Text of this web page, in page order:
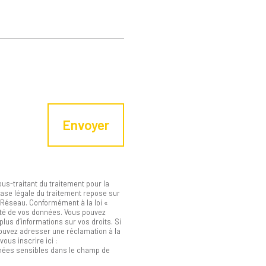
Envoyer
traitant du traitement pour la
légale du traitement repose sur
Conformément à la loi «
de vos données. Vous pouvez
d’informations sur vos droits. Si
adresser une réclamation à la
inscrire ici :
sensibles dans le champ de